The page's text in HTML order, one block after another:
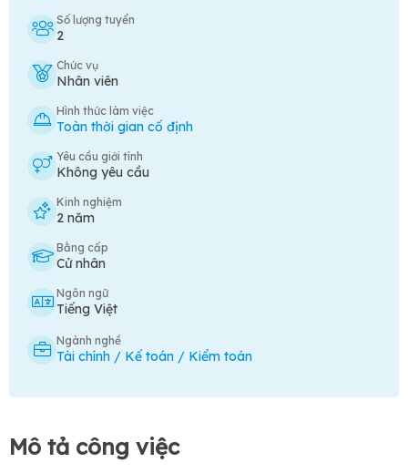
Số lượng tuyển
2
Chức vụ
Nhân viên
Hình thức làm việc
Toàn thời gian cố định
Yêu cầu giới tính
Không yêu cầu
Kinh nghiệm
2 năm
Bằng cấp
Cử nhân
Ngôn ngữ
Tiếng Việt
Ngành nghề
Tài chính / Kế toán / Kiểm toán
Mô tả công việc